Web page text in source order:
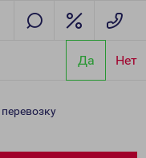
Да Нет